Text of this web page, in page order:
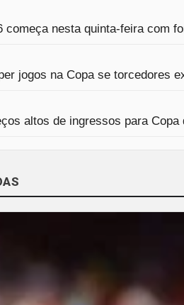
começa nesta quinta-feira com
jogos na Copa se torcedores
altos de ingressos para Copa